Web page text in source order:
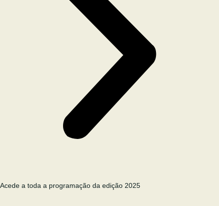
Acede a toda a programação da edição 2025